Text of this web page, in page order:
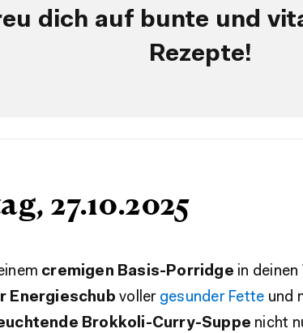
dich auf bunte und
Rezepte!
27.10.2025
cremigen Basis-Porridge in deinen
Energieschub voller gesunder Fette und
Brokkoli-Curry-Suppe nicht